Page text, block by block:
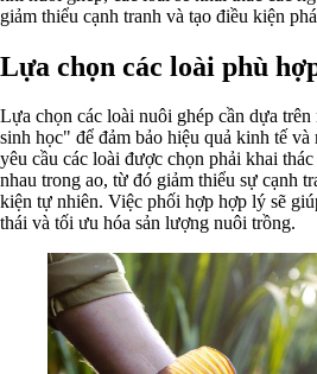
giảm thiểu cạnh tranh và tạo điều kiện
Lựa chọn các loài phù
Lựa chọn các loài nuôi ghép cần dựa
sinh học" để đảm bảo hiệu quả kinh tế
yêu cầu các loài được chọn phải khai
nhau trong ao, từ đó giảm thiểu sự cạnh
kiện tự nhiên. Việc phối hợp hợp lý sẽ
thái và tối ưu hóa sản lượng nuôi trồng.